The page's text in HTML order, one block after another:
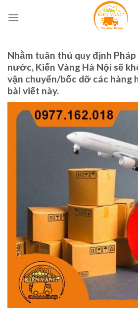
Nhằm tuân thủ quy định
nước, Kiến Vàng Hà Nội sẽ
vận chuyển/bốc dỡ các hàng
bài viết này.